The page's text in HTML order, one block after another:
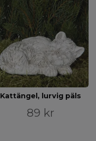
Kattängel, lurvig päls
89 kr